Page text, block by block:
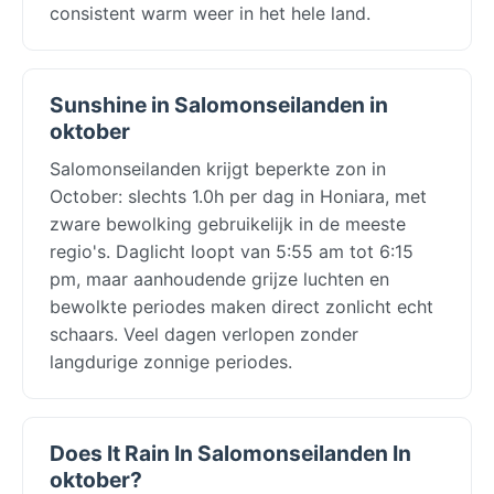
consistent warm weer in het hele land.
Sunshine in Salomonseilanden in
oktober
Salomonseilanden krijgt beperkte zon in
October: slechts 1.0h per dag in Honiara, met
zware bewolking gebruikelijk in de meeste
regio's. Daglicht loopt van 5:55 am tot 6:15
pm, maar aanhoudende grijze luchten en
bewolkte periodes maken direct zonlicht echt
schaars. Veel dagen verlopen zonder
langdurige zonnige periodes.
Does It Rain In Salomonseilanden In
oktober?